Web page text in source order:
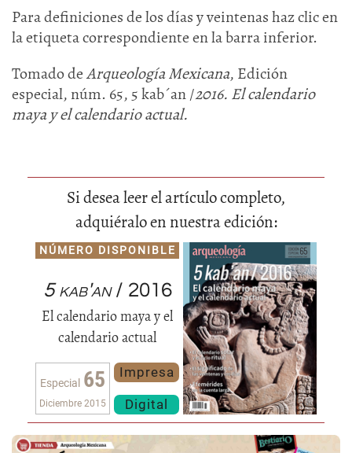
Para definiciones de los días y veintenas haz clic en
la etiqueta correspondiente en la barra inferior.
Tomado deArqueología Mexicana, Edición
especial, núm. 65, 5 kab´an /2016. El calendario
maya y el calendario actual.
Si desea leer el artículo completo,
adquiéralo en nuestra edición:
NÚMERO DISPONIBLE
5 kab'an/ 2016
El calendario maya y el
calendario actual
Especial 65
Diciembre 2015
Impresa
Digital